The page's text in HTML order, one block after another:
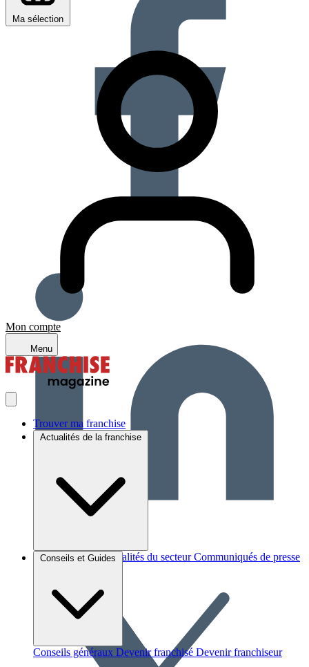
Ma sélection
Mon compte
Menu
Trouver ma franchise
Actualités de la franchise
Brèves et actus Actualités du secteur Communiqués de presse
Conseils et Guides
Conseils généraux Devenir franchisé Devenir franchiseur